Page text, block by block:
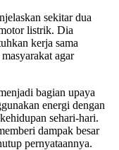
sekitar dua
listrik. Dia
kerja sama
agar
bagian upaya
energi dengan
sehari-hari.
dampak besar
pernyataannya.